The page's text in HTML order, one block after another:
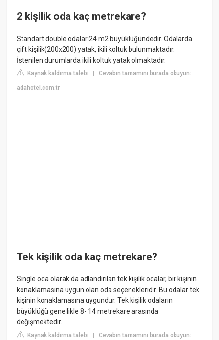
2 kişilik oda kaç metrekare?
Standart double odaları24 m2 büyüklüğündedir. Odalarda
çift kişilik(200x200) yatak, ikili koltuk bulunmaktadır.
İstenilen durumlarda ikili koltuk yatak olmaktadır.
Kaynak kaldırma talebi |Cevabın tamamını burada okuyun:
adahotel.com.tr
Tek kişilik oda kaç metrekare?
Single oda olarak da adlandırılan tek kişilik odalar, bir kişinin
konaklamasına uygun olan oda seçenekleridir. Bu odalar tek
kişinin konaklamasına uygundur. Tek kişilik odaların
büyüklüğü genellikle 8- 14 metrekare arasında
değişmektedir.
Kaynak kaldırma talebi |Cevabın tamamını burada okuyun: